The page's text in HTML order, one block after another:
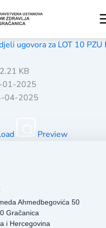
ugovora za LOT 10 PZU
KB
01-2025
04-2025
Preview
Ahmedbegovića 50
Gračanica
i Hercegovina